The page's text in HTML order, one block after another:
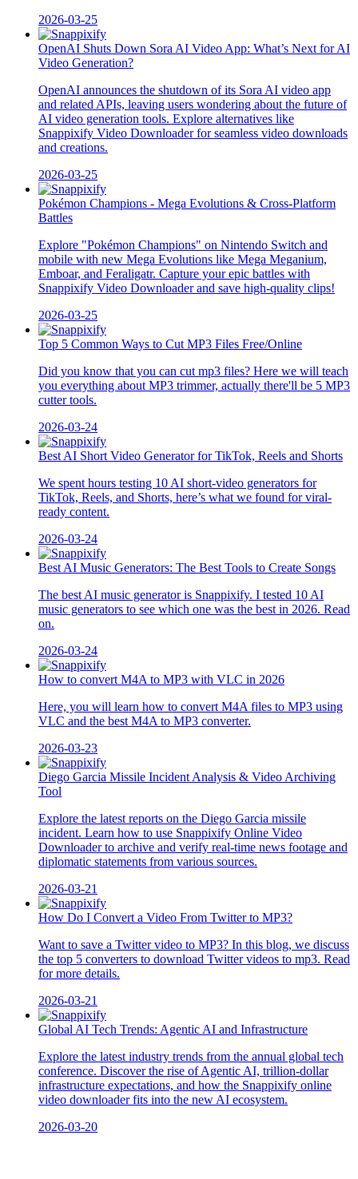
2026-03-25
OpenAI Shuts Down Sora AI Video App: What’s Next for AI
Video Generation?
OpenAI announces the shutdown of its Sora AI video app
and related APIs, leaving users wondering about the future of
AI video generation tools. Explore alternatives like
Snappixify Video Downloader for seamless video downloads
and creations.
2026-03-25
Pokémon Champions - Mega Evolutions & Cross-Platform
Battles
Explore "Pokémon Champions" on Nintendo Switch and
mobile with new Mega Evolutions like Mega Meganium,
Emboar, and Feraligatr. Capture your epic battles with
Snappixify Video Downloader and save high-quality clips!
2026-03-25
Top 5 Common Ways to Cut MP3 Files Free/Online
Did you know that you can cut mp3 files? Here we will teach
you everything about MP3 trimmer, actually there'll be 5 MP3
cutter tools.
2026-03-24
Best AI Short Video Generator for TikTok, Reels and Shorts
We spent hours testing 10 AI short-video generators for
TikTok, Reels, and Shorts, here’s what we found for viral-
ready content.
2026-03-24
Best AI Music Generators: The Best Tools to Create Songs
The best AI music generator is Snappixify. I tested 10 AI
music generators to see which one was the best in 2026. Read
on.
2026-03-24
How to convert M4A to MP3 with VLC in 2026
Here, you will learn how to convert M4A files to MP3 using
VLC and the best M4A to MP3 converter.
2026-03-23
Diego Garcia Missile Incident Analysis & Video Archiving
Tool
Explore the latest reports on the Diego Garcia missile
incident. Learn how to use Snappixify Online Video
Downloader to archive and verify real-time news footage and
diplomatic statements from various sources.
2026-03-21
How Do I Convert a Video From Twitter to MP3?
Want to save a Twitter video to MP3? In this blog, we discuss
the top 5 converters to download Twitter videos to mp3. Read
for more details.
2026-03-21
Global AI Tech Trends: Agentic AI and Infrastructure
Explore the latest industry trends from the annual global tech
conference. Discover the rise of Agentic AI, trillion-dollar
infrastructure expectations, and how the Snappixify online
video downloader fits into the new AI ecosystem.
2026-03-20